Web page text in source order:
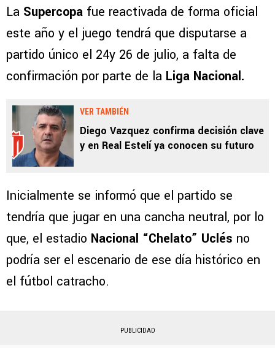
La Supercopa fue reactivada de forma oficial
este año y el juego tendrá que disputarse a
partido único el 24y 26 de julio, a falta de
confirmación por parte de la Liga Nacional.
VER TAMBIÉN
Diego Vazquez confirma decisión clave
y en Real Estelí ya conocen su futuro
Inicialmente se informó que el partido se
tendría que jugar en una cancha neutral, por lo
que, el estadio Nacional “Chelato” Uclés no
podría ser el escenario de ese día histórico en
el fútbol catracho.
PUBLICIDAD